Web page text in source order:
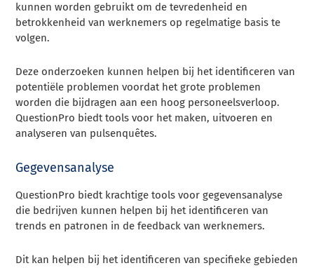
kunnen worden gebruikt om de tevredenheid en
betrokkenheid van werknemers op regelmatige basis te
volgen.
Deze onderzoeken kunnen helpen bij het identificeren van
potentiële problemen voordat het grote problemen
worden die bijdragen aan een hoog personeelsverloop.
QuestionPro biedt tools voor het maken, uitvoeren en
analyseren van pulsenquêtes.
Gegevensanalyse
QuestionPro biedt krachtige tools voor gegevensanalyse
die bedrijven kunnen helpen bij het identificeren van
trends en patronen in de feedback van werknemers.
Dit kan helpen bij het identificeren van specifieke gebieden